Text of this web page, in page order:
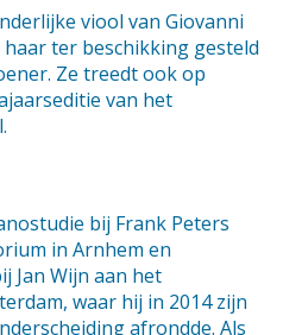
viool van Giovanni
haar ter beschikking gesteld
Ze treedt ook op
van het
bij Frank Peters
in Arnhem en
Jan Wijn aan het
waar hij in 2014 zijn
afrondde. Als